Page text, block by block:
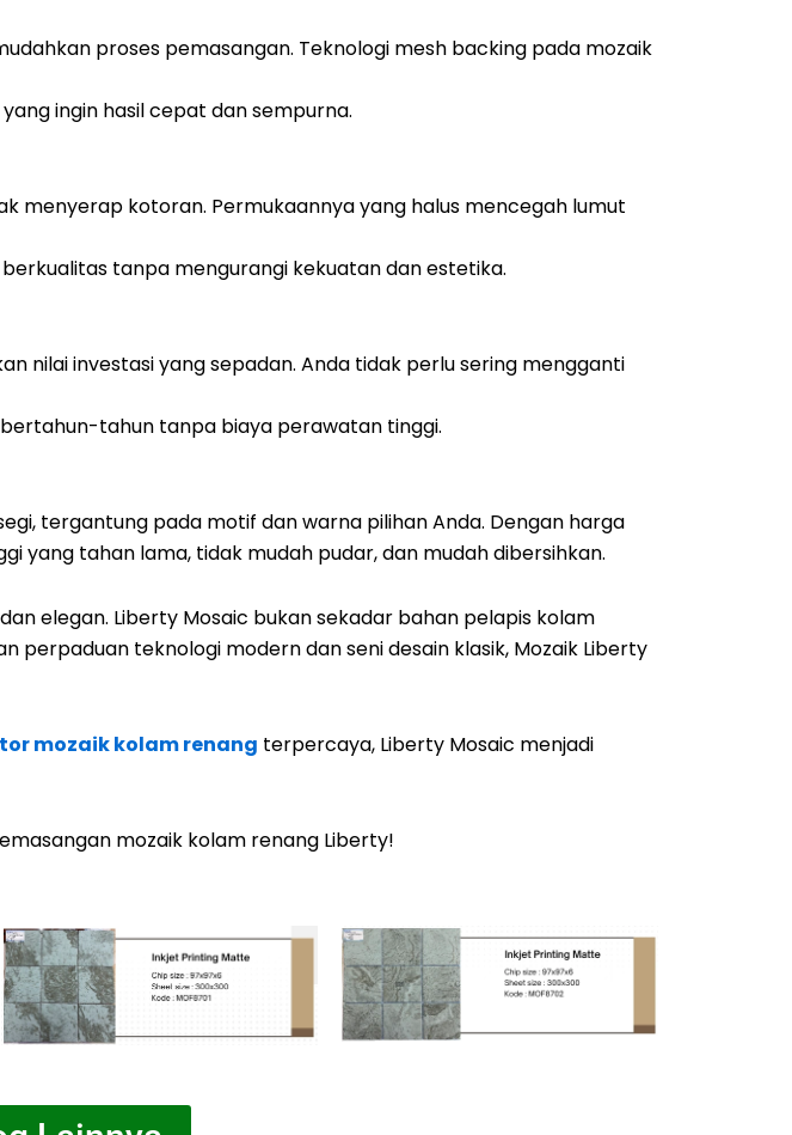
proses pemasangan. Teknologi mesh backing pada mozaik
ingin hasil cepat dan sempurna.
menyerap kotoran. Permukaannya yang halus mencegah lumut
tanpa mengurangi kekuatan dan estetika.
nilai investasi yang sepadan. Anda tidak perlu sering mengganti
tahun tanpa biaya perawatan tinggi.
tergantung pada motif dan warna pilihan Anda. Dengan harga
yang tahan lama, tidak mudah pudar, dan mudah dibersihkan.
elegan. Liberty Mosaic bukan sekadar bahan pelapis kolam
perpaduan teknologi modern dan seni desain klasik, Mozaik Liberty
mozaik kolam renang terpercaya, Liberty Mosaic menjadi
mozaik kolam renang Liberty!